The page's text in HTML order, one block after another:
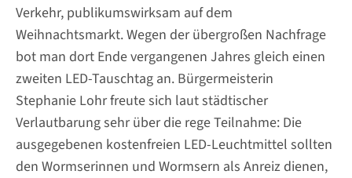
Verkehr, publikumswirksam auf dem
Weihnachtsmarkt. Wegen der übergroßen Nachfrage
bot man dort Ende vergangenen Jahres gleich einen
zweiten LED-Tauschtag an. Bürgermeisterin
Stephanie Lohr freute sich laut städtischer
Verlautbarung sehr über die rege Teilnahme: Die
ausgegebenen kostenfreien LED-Leuchtmittel sollten
den Wormserinnen und Wormsern als Anreiz dienen,